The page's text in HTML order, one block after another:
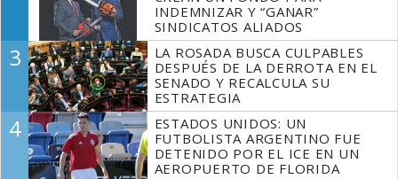
INDEMNIZAR Y “GANAR”
SINDICATOS ALIADOS
3
LA ROSADA BUSCA CULPABLES
DESPUÉS DE LA DERROTA EN EL
SENADO Y RECALCULA SU
ESTRATEGIA
4
ESTADOS UNIDOS: UN
FUTBOLISTA ARGENTINO FUE
DETENIDO POR EL ICE EN UN
AEROPUERTO DE FLORIDA